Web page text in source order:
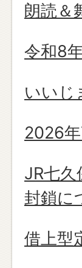
朗読＆
令和8
いいじ
2026
JR七
封鎖に
借上型